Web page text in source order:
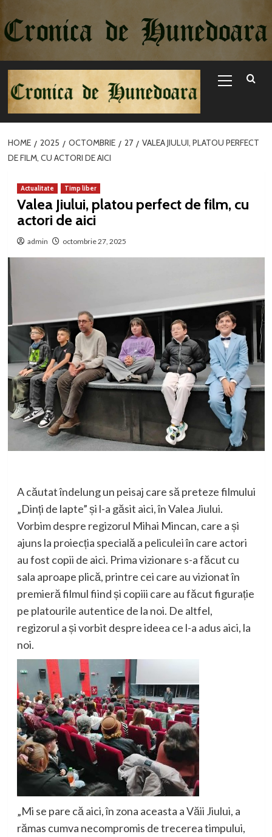
la
conținut
Menu
HOME 2025 OCTOMBRIE 27
VALEA JIULUI, PLATOU PERFECT
DE FILM, CU ACTORI DE AICI
Actualitate Timp liber
Valea Jiului, platou perfect de film, cu
actori de aici
admin octombrie 27, 2025
A căutat îndelung un peisaj care să preteze filmului
„Dinți de lapte” și l-a găsit aici, în Valea Jiului.
Vorbim despre regizorul Mihai Mincan, care a și
ajuns la proiecția specială a peliculei în care actori
au fost copii de aici. Prima vizionare s-a făcut cu
sala aproape plică, printre cei care au vizionat în
premieră filmul fiind și copiii care au făcut figurație
pe platourile autentice de la noi. De altfel,
regizorul a și vorbit despre ideea ce l-a adus aici, la
noi.
„Mi se pare că aici, în zona aceasta a Văii Jiului, a
rămas cumva necompromis de trecerea timpului,